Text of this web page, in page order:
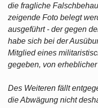
die fragliche
zeigende Foto belegt
ausgeführt - der gegen
habe sich bei der
Mitglied eines
gegeben, von
Des Weiteren fällt
die Abwägung nicht